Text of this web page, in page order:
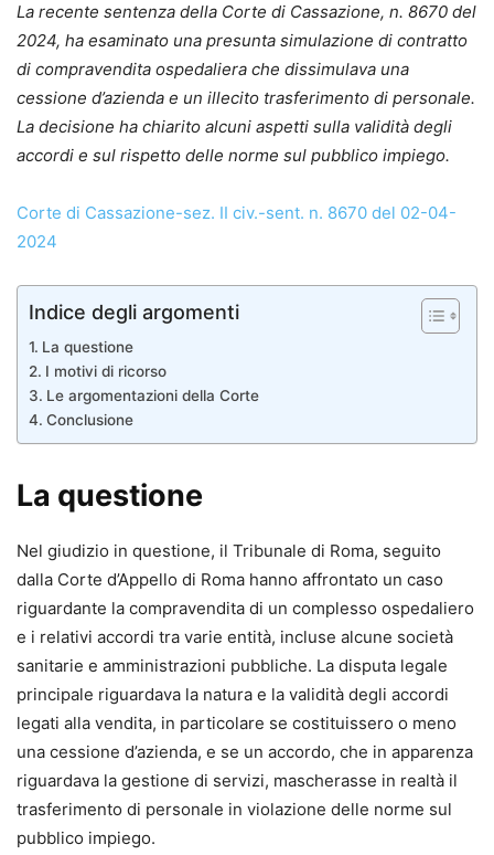
La recente sentenza della Corte di Cassazione, n. 8670 del
2024, ha esaminato una presunta simulazione di contratto
di compravendita ospedaliera che dissimulava una
cessione d’azienda e un illecito trasferimento di personale.
La decisione ha chiarito alcuni aspetti sulla validità degli
accordi e sul rispetto delle norme sul pubblico impiego.
Corte di Cassazione-sez. II civ.-sent. n. 8670 del 02-04-
2024
Indice degli argomenti
La questione
I motivi di ricorso
Le argomentazioni della Corte
Conclusione
La questione
Nel giudizio in questione, il Tribunale di Roma, seguito
dalla Corte d’Appello di Roma hanno affrontato un caso
riguardante la compravendita di un complesso ospedaliero
e i relativi accordi tra varie entità, incluse alcune società
sanitarie e amministrazioni pubbliche. La disputa legale
principale riguardava la natura e la validità degli accordi
legati alla vendita, in particolare se costituissero o meno
una cessione d’azienda, e se un accordo, che in apparenza
riguardava la gestione di servizi, mascherasse in realtà il
trasferimento di personale in violazione delle norme sul
pubblico impiego.